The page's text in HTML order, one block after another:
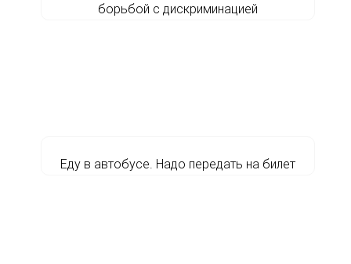
борьбой с дискриминацией
Еду в автобусе. Надо передать на билет